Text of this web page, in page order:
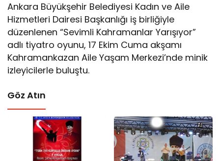
Ankara Büyükşehir Belediyesi Kadın ve Aile
Hizmetleri Dairesi Başkanlığı iş birliğiyle
düzenlenen “Sevimli Kahramanlar Yarışıyor”
adlı tiyatro oyunu, 17 Ekim Cuma akşamı
Kahramankazan Aile Yaşam Merkezi’nde minik
izleyicilerle buluştu.
Göz Atın